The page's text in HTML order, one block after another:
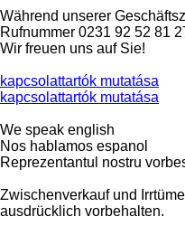
Während unserer
Rufnummer 0231 92 52 81
Wir freuen uns auf Sie!
kapcsolattartók mutatása
kapcsolattartók mutatása
We speak english
Nos hablamos espanol
Reprezentantul nostru
Zwischenverkauf und
ausdrücklich vorbehalten.